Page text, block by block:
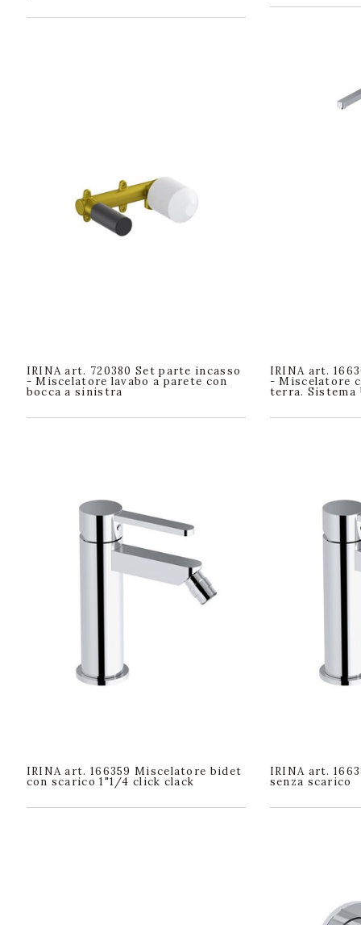
IRINA art. 720380 Set parte incasso
- Miscelatore lavabo a parete con
bocca a sinistra
IRINA art.
- Miscelatore
terra. Sistema
IRINA art. 166359 Miscelatore bidet
con scarico 1"1/4 click clack
IRINA art.
senza scarico